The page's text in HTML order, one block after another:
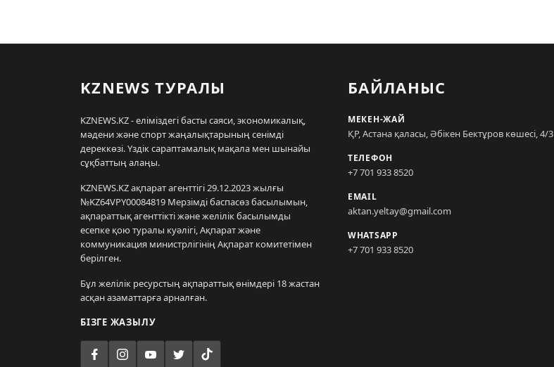
KZNEWS ТУРАЛЫ
KZNEWS.KZ - еліміздегі басты саяси, экономикалық,
мәдени және спорт жаңалықтарының сенімді
дереккөзі. Үздік сараптамалық мақала мен шынайы
сұқбаттың алаңы.
KZNEWS.KZ ақпарат агенттігі 29.12.2023 жылғы
№KZ64VPY00084819 Мерзімді баспасөз басылымын,
ақпараттық агенттікті және желілік басылымды
есепке қою туралы куәлігі, Ақпарат және
коммуникация министрлігінің Ақпарат комитетімен
берілген.
Бұл желілік ресурстың ақпараттық өнімдері 18 жастан
асқан азаматтарға арналған.
БІЗГЕ ЖАЗЫЛУ
БАЙЛАНЫС
МЕКЕН-ЖАЙ
ҚР, Астана қаласы, Әбікен Бектұров көшесі, 4/3
ТЕЛЕФОН
+7 701 933 8520
EMAIL
aktan.yeltay@gmail.com
WHATSAPP
+7 701 933 8520